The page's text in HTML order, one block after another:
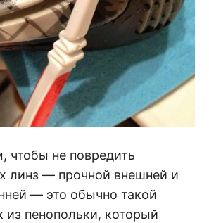
чтобы не повредить
линз — прочной внешней и
— это обычно такой
из пенопольки, который